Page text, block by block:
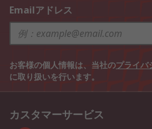
Emailアドレス
お客様の個人情報は、当社のプライバ
に取り扱いを行います。
カスタマーサービス